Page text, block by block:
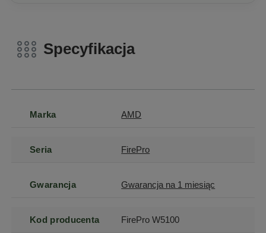
Specyfikacja
Marka AMD
Seria FirePro
Gwarancja Gwarancja na 1 miesiąc
Kod producenta FirePro W5100